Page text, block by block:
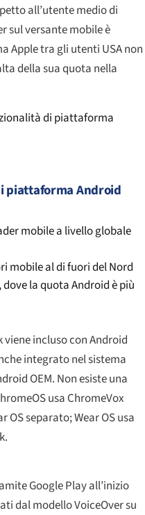
all’utente medio di
sul versante mobile è
Apple tra gli utenti USA non
della sua quota nella
di piattaforma
piattaforma Android
mobile a livello globale
mobile al di fuori del Nord
la quota Android è più
incluso con Android
integrato nel sistema
OEM. Non esiste una
usa ChromeVox
OS separato; Wear OS usa
Google Play all’inizio
dal modello VoiceOver su